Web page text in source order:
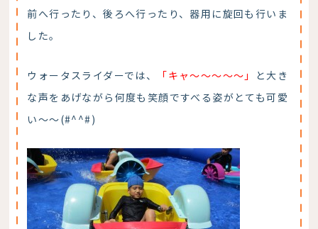
前へ行ったり、後ろへ行ったり、器用に旋回も行いま
した。
ウォータスライダーでは、 「キャ～～～～～」
と大き
な声をあげながら何度も笑顔ですべる姿がとても可愛
い～～(#^^#)